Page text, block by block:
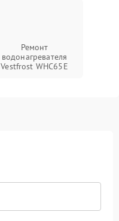
Ремонт
водонагревателя
Vestfrost WHC65E